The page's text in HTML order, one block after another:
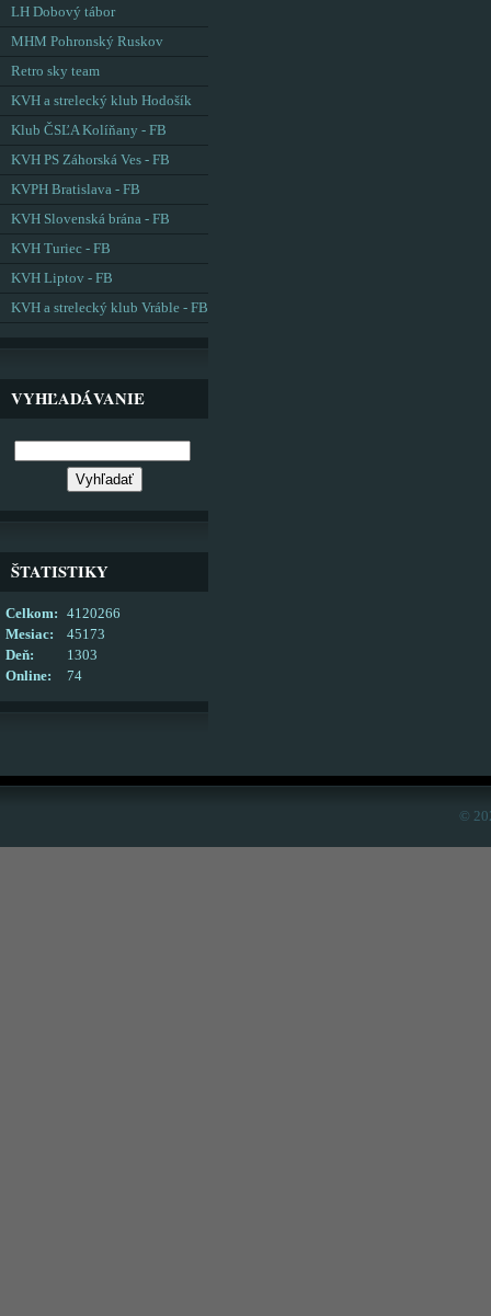
LH Dobový tábor
MHM Pohronský Ruskov
Retro sky team
KVH a strelecký klub Hodošík
Klub ČSĽA Kolíňany - FB
KVH PS Záhorská Ves - FB
KVPH Bratislava - FB
KVH Slovenská brána - FB
KVH Turiec - FB
KVH Liptov - FB
KVH a strelecký klub Vráble - FB
VYHĽADÁVANIE
ŠTATISTIKY
Online: 74
Celkom:
4120266
Mesiac:
45173
Deň:
1303
©